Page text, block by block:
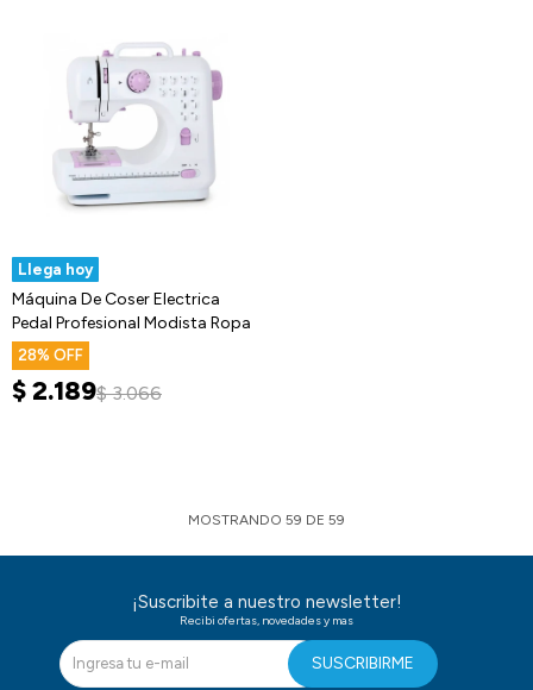
Llega hoy
Máquina De Coser Electrica
Pedal Profesional Modista Ropa
28
$2.189$ 3.066
MOSTRANDO 59 DE 59
¡Suscribite a nuestro newsletter!
Recibi ofertas, novedades y mas
SUSCRIBIRME